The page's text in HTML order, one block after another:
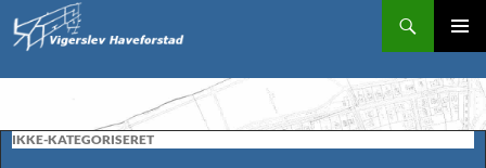
Vigerslev Haveforstad
INDHOLD
IKKE-KATEGORISERET